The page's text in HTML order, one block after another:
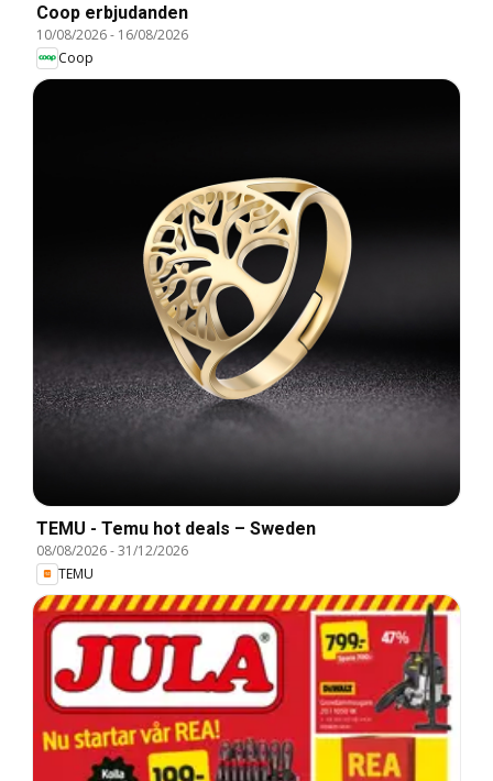
Coop erbjudanden
10/08/2026- 16/08/2026
Coop
TEMU - Temu hot deals – Sweden
08/08/2026-31/12/2026
TEMU